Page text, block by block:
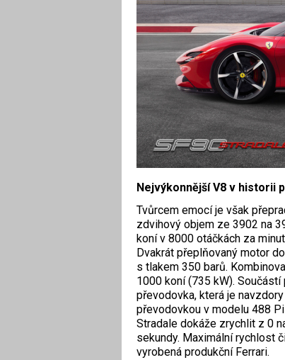
Nejvýkonnější V8 v historii
Tvůrcem emocí je však
zdvihový objem ze 3902 na
koní v 8000 otáčkách za
Dvakrát přeplňovaný motor
s tlakem 350 barů.
1000 koní (735 kW).
převodovka, která je
převodovkou v modelu 488
Stradale dokáže zrychlit z 0
sekundy. Maximální rychlost
vyrobená produkční Ferrari.